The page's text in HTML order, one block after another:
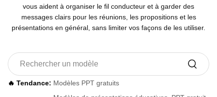
vous aident à organiser le fil conducteur et à garder des
messages clairs pour les réunions, les propositions et les
présentations en général, sans limiter vos façons de les utiliser.
🔥 Tendance: Modèles PPT gratuits